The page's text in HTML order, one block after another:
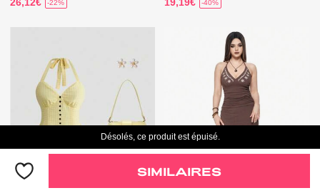
-22% -40%
Désolés, ce produit est épuisé.
SIMILAIRES